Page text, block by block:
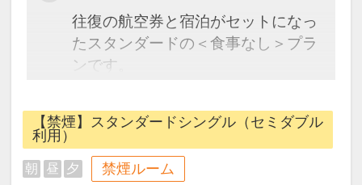
往復の航空券と宿泊がセットになっ
たスタンダードの＜食事なし＞プラ
ンです。
できるダイナミックパッケージだか
ら、一都市滞在はもちろん周遊旅行
にも最適！
旅行期間中の1泊だけの宿泊や延
【禁煙】スタンダードシングル（セミダブル
利用）
朝 昼 夕 禁煙ルーム